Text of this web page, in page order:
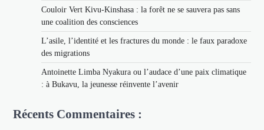
Couloir Vert Kivu-Kinshasa : la forêt ne se sauvera pas sans
une coalition des consciences
L’asile, l’identité et les fractures du monde : le faux paradoxe
des migrations
Antoinette Limba Nyakura ou l’audace d’une paix climatique
: à Bukavu, la jeunesse réinvente l’avenir
Récents Commentaires :